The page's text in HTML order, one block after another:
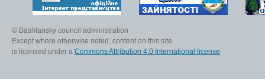
© Bashtansky council administration
Except where otherwise noted, content on this site
is licensed under a Commons Attribution 4.0 International license